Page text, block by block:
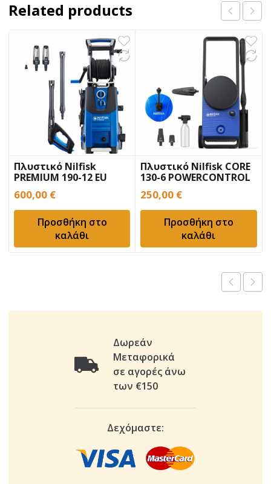
Related products
Πλυστικό Nilfisk
PREMIUM 190-12 EU
600,00 €
Προσθήκη στο
καλάθι
Πλυστικό Nilfisk CORE
130-6 POWERCONTROL
250,00 €
Προσθήκη στο
καλάθι
Δωρεάν
Μεταφορικά
σε αγορές άνω
των €150
Δεχόμαστε: